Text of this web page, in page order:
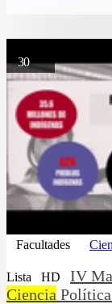
30
Facultades
Lista HD
IV
Ciencia